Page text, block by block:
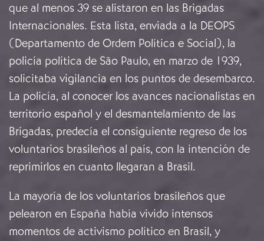
que al menos 39 se alistaron en las Brigadas
Internacionales. Esta lista, enviada a la DEOPS
(Departamento de Ordem Política e Social), la
policía política de São Paulo, en marzo de 1939,
solicitaba vigilancia en los puntos de desembarco.
La policía, al conocer los avances nacionalistas en
territorio español y el desmantelamiento de las
Brigadas, predecía el consiguiente regreso de los
voluntarios brasileños al país, con la intención de
reprimirlos en cuanto llegaran a Brasil.
La mayoría de los voluntarios brasileños que
pelearon en España había vivido intensos
momentos de activismo político en Brasil, y